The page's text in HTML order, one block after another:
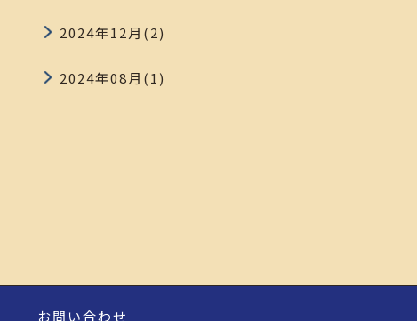
2024年12月(2)
2024年08月(1)
お問い合わせ